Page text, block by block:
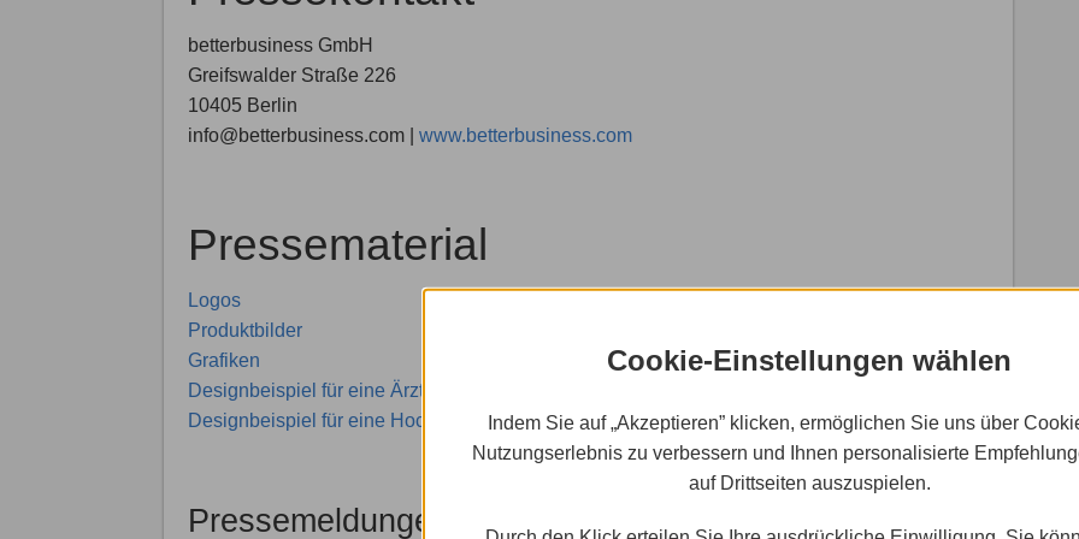
Cookie-Einstellungen wählen
Indem Sie auf „Akzeptieren” klicken, ermöglichen Sie uns über
Nutzungserlebnis zu verbessern und Ihnen personalisierte
auf Drittseiten auszuspielen.
betterbusiness GmbH
Greifswalder Straße 226
10405 Berlin
info@betterbusiness.com | www.betterbusiness.com
Pressematerial
Logos
Produktbilder
Grafiken
Designbeispiel für eine Ärztehomepage
Designbeispiel für eine Hochzeitshomepage
Pressemeldungen